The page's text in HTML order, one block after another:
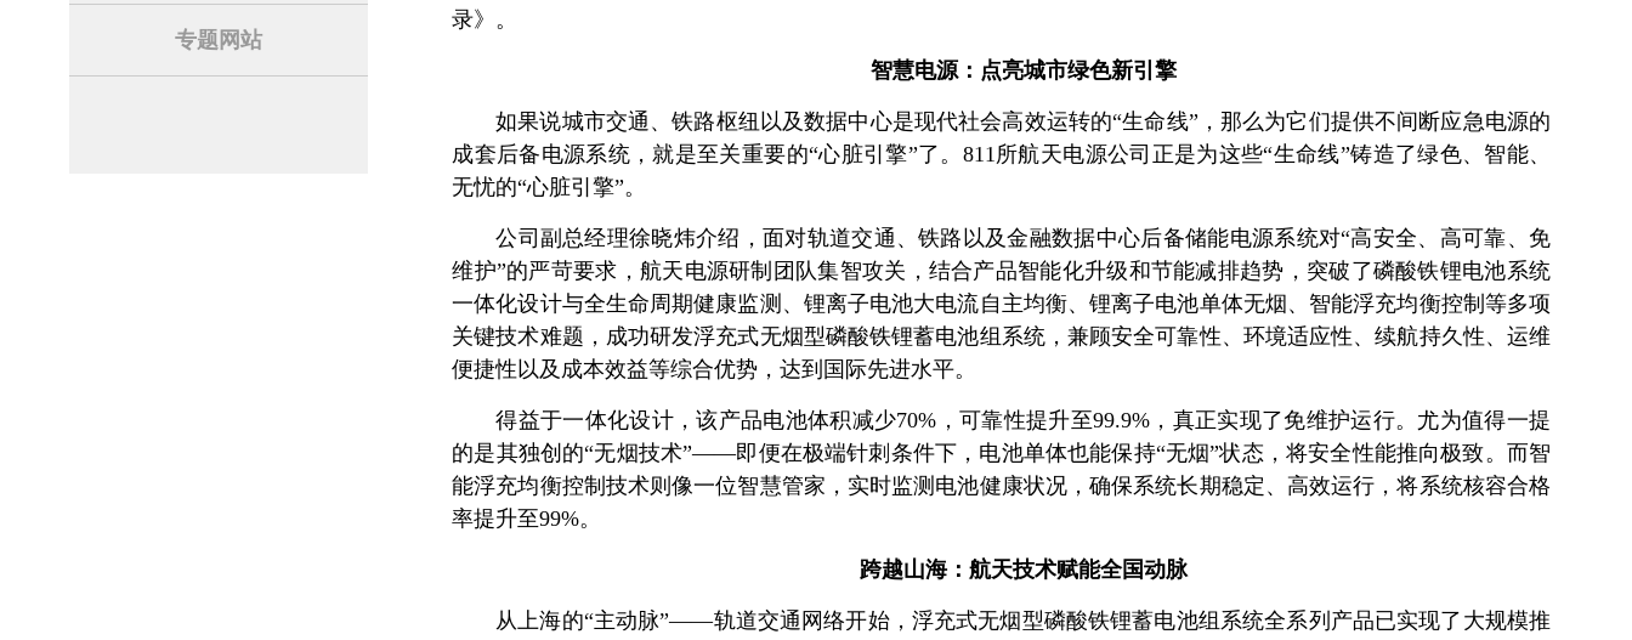
专题网站
录》。
智慧电源：点亮城市绿色新引擎
如果说城市交通、铁路枢纽以及数据中心是现代社会高效运转的“生命线”，那么为它们提供不间断应急电源的
成套后备电源系统，就是至关重要的“心脏引擎”了。811所航天电源公司正是为这些“生命线”铸造了绿色、智能、
无忧的“心脏引擎”。
公司副总经理徐晓炜介绍，面对轨道交通、铁路以及金融数据中心后备储能电源系统对“高安全、高可靠、免
维护”的严苛要求，航天电源研制团队集智攻关，结合产品智能化升级和节能减排趋势，突破了磷酸铁锂电池系统
一体化设计与全生命周期健康监测、锂离子电池大电流自主均衡、锂离子电池单体无烟、智能浮充均衡控制等多项
关键技术难题，成功研发浮充式无烟型磷酸铁锂蓄电池组系统，兼顾安全可靠性、环境适应性、续航持久性、运维
便捷性以及成本效益等综合优势，达到国际先进水平。
得益于一体化设计，该产品电池体积减少70%，可靠性提升至99.9%，真正实现了免维护运行。尤为值得一提
的是其独创的“无烟技术”——即便在极端针刺条件下，电池单体也能保持“无烟”状态，将安全性能推向极致。而智
能浮充均衡控制技术则像一位智慧管家，实时监测电池健康状况，确保系统长期稳定、高效运行，将系统核容合格
率提升至99%。
跨越山海：航天技术赋能全国动脉
从上海的“主动脉”——轨道交通网络开始，浮充式无烟型磷酸铁锂蓄电池组系统全系列产品已实现了大规模推